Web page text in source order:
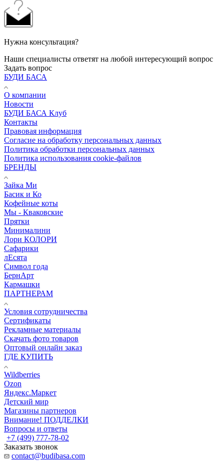
Нужна консультация?
Наши специалисты ответят на любой интересующий вопрос
Задать вопрос
БУДИ БАСА
О компании
Новости
БУДИ БАСА Клуб
Контакты
Правовая информация
Согласие на обработку персональных данных
Политика обработки персональных данных
Политика использования cookie-файлов
БРЕНДЫ
Зайка Ми
Басик и Ко
Кофейные коты
Мы - Кваковские
Прятки
Минималини
Лори КОЛОРИ
Сафарики
лЕсята
Символ года
БернАрт
Кармашки
ПАРТНЕРАМ
Условия сотрудничества
Сертификаты
Рекламные материалы
Скачать фото товаров
Оптовый онлайн заказ
ГДЕ КУПИТЬ
Wildberries
Ozon
Яндекс.Маркет
Детский мир
Магазины партнеров
Внимание! ПОДДЕЛКИ
Вопросы и ответы
+7 (499) 777-78-02
Заказать звонок
contact@budibasa.com